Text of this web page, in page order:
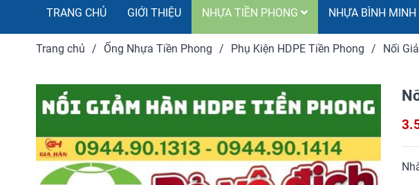
TRANG CHỦ GIỚI THIỆU NHỰA TIỀN PHONG NHỰA BÌNH MINH
Trang chủ / Ống Nhựa Tiền Phong / Phụ Kiện HDPE Tiền Phong / Nối